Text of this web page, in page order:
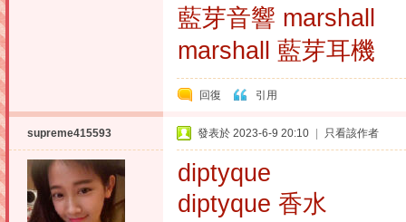
藍芽音響 marshall
marshall 藍芽耳機
回復 引用
supreme415593 發表於 2023-6-9 20:10 只看該作者
diptyque
diptyque 香水